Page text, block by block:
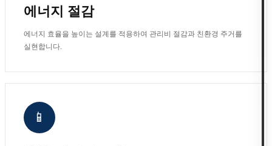
에너지 절감
에너지 효율을 높이는 설계를 적용하여 관리비 절감과 친환경 주거를
실현합니다.
📱